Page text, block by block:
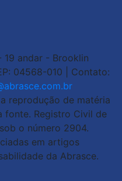
19 andar - Brooklin
04568-010 | Contato:
reprodução de matéria
fonte. Registro Civil de
o número 2904.
em artigos
da Abrasce.